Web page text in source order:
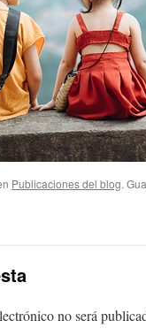
Publicaciones del blog.
no será